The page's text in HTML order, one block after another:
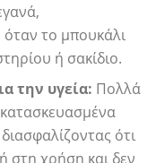
το μπουκάλι
ή σακίδιο.
την υγεία: Πολλά
κατασκευασμένα
ότι
στη χρήση και δεν